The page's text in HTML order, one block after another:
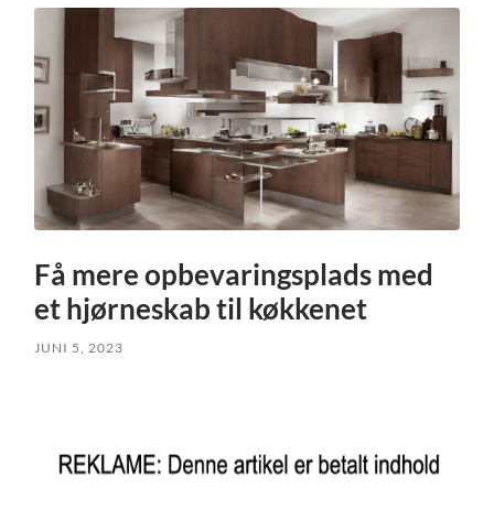
Få mere opbevaringsplads med
et hjørneskab til køkkenet
JUNI 5, 2023